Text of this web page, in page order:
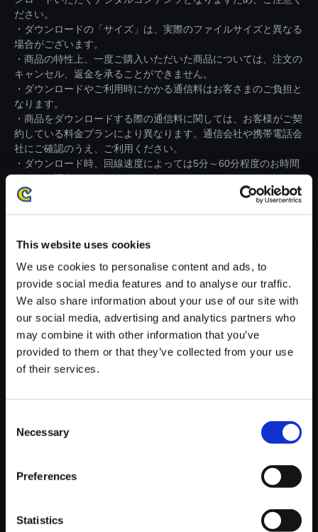
This website uses cookies
We use cookies to personalise content and ads, to
provide social media features and to analyse our traffic.
We also share information about your use of our site with
our social media, advertising and analytics partners who
may combine it with other information that you’ve
provided to them or that they’ve collected from your use
of their services.
Selection
Necessary
Preferences
Statistics
ださい。
・ダウンロードの「サイズ」は、実際のファイルサイズと異なる
場合がございます。
・商品の特性上、一度ご購入いただいた商品については、注文の
キャンセル、返金を承ることができません。
・ダウンロードやご利用時にかかる通信料はお客さまのご負担と
なります。
・商品をダウンロードする際の通信料に関しては、お客様がご契
約している料金プランにより異なります。通信会社や携帯電話会
社にご確認のうえ、ご利用ください。
・ダウンロード時、回線速度によっては5分～60分程度のお時間
がかかる場合がございます。
※ご購入いただいたファイルのダウンロードの際には、通信環境
【単曲】ストリートファイター
V エクスパンション トラックス
2 ダーティーズ＆レディース 1
7ポイント付与